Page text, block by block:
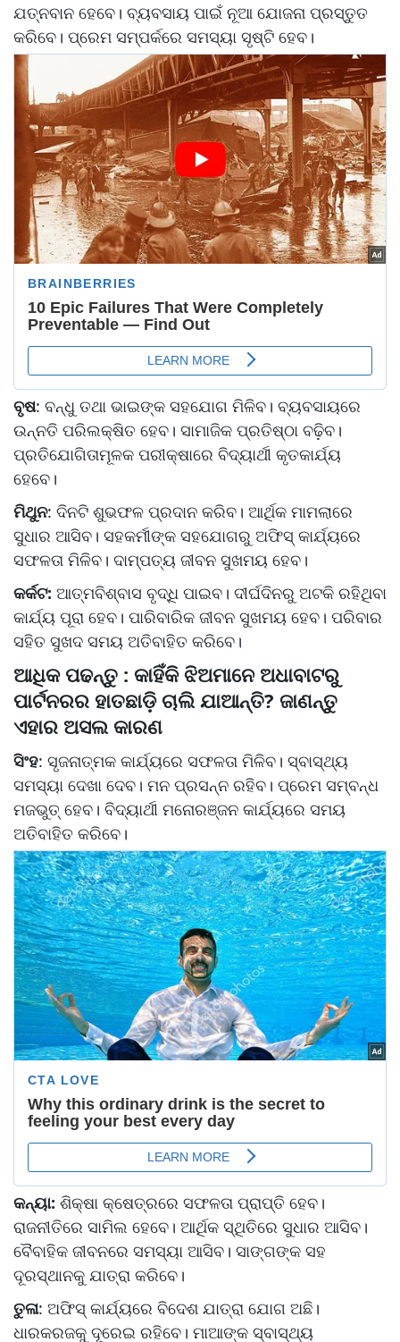
ଯତ୍ନବାନ ହେବେ। ବ୍ୟବସାୟ ପାଇଁ ନୂଆ ଯୋଜନା ପ୍ରସ୍ତୁତ
କରିବେ। ପ୍ରେମ ସମ୍ପର୍କରେ ସମସ୍ୟା ସୃଷ୍ଟି ହେବ।
ବୃଷ: ବନ୍ଧୁ ତଥା ଭାଇଙ୍କ ସହଯୋଗ ମିଳିବ। ବ୍ୟବସାୟରେ
ଉନ୍ନତି ପରିଲକ୍ଷିତ ହେବ। ସାମାଜିକ ପ୍ରତିଷ୍ଠା ବଢ଼ିବ।
ପ୍ରତିଯୋଗିତାମୂଳକ ପରୀକ୍ଷାରେ ବିଦ୍ୟାର୍ଥୀ କୃତକାର୍ଯ୍ୟ
ହେବେ।
ମିଥୁନ: ଦିନଟି ଶୁଭଫଳ ପ୍ରଦାନ କରିବ। ଆର୍ଥିକ ମାମଲାରେ
ସୁଧାର ଆସିବ। ସହକର୍ମୀଙ୍କ ସହଯୋଗରୁ ଅଫିସ୍ କାର୍ଯ୍ୟରେ
ସଫଳତା ମିଳିବ। ଦାମ୍ପତ୍ୟ ଜୀବନ ସୁଖମୟ ହେବ।
କର୍କଟ: ଆତ୍ମବିଶ୍ବାସ ବୃଦ୍ଧି ପାଇବ। ଦୀର୍ଘଦିନରୁ ଅଟକି ରହିଥିବା
କାର୍ଯ୍ୟ ପୂରା ହେବ। ପାରିବାରିକ ଜୀବନ ସୁଖମୟ ହେବ। ପରିବାର
ସହିତ ସୁଖଦ ସମୟ ଅତିବାହିତ କରିବେ।
ଆଧିକ ପଢନ୍ତୁ : କାହିଁକି ଝିଅମାନେ ଅଧାବାଟରୁ
ପାର୍ଟନରର ହାତଛାଡ଼ି ଚାଲି ଯାଆନ୍ତି? ଜାଣନ୍ତୁ
ଏହାର ଅସଲ କାରଣ
ସିଂହ: ସୃଜନାତ୍ମକ କାର୍ଯ୍ୟରେ ସଫଳତା ମିଳିବ। ସ୍ବାସ୍ଥ୍ୟ
ସମସ୍ୟା ଦେଖା ଦେବ। ମନ ପ୍ରସନ୍ନ ରହିବ। ପ୍ରେମ ସମ୍ବନ୍ଧ
ମଜଭୁତ୍‌ ହେବ। ବିଦ୍ୟାର୍ଥୀ ମନୋରଞ୍ଜନ କାର୍ଯ୍ୟରେ ସମୟ
ଅତିବାହିତ କରିବେ।
କନ୍ୟା: ଶିକ୍ଷା କ୍ଷେତ୍ରରେ ସଫଳତା ପ୍ରାପ୍ତି ହେବ।
ରାଜନୀତିରେ ସାମିଲ ହେବେ। ଆର୍ଥିକ ସ୍ଥିତିରେ ସୁଧାର ଆସିବ।
ବୈବାହିକ ଜୀବନରେ ସମସ୍ୟା ଆସିବ। ସାଙ୍ଗଙ୍କ ସହ
ଦୂରସ୍ଥାନକୁ ଯାତ୍ରା କରିବେ।
ତୁଳା: ଅଫିସ୍‌ କାର୍ଯ୍ୟରେ ବିଦେଶ ଯାତ୍ରା ଯୋଗ ଅଛି।
ଧାରକରଜକୁ ଦୂରେଇ ରହିବେ। ମାଆଙ୍କ ସ୍ବାସ୍ଥ୍ୟ